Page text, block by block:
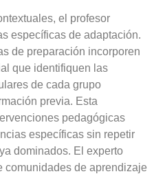
el profesor
específicas de adaptación.
de preparación incorporen
que identifiquen las
de cada grupo
previa. Esta
pedagógicas
específicas sin repetir
dominados. El experto
comunidades de aprendizaje